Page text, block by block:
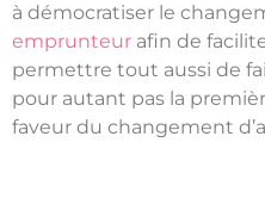
à démocratiser le
emprunteur afin de
permettre tout aussi de
pour autant pas la
faveur du changement